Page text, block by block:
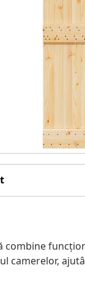
camerelor,